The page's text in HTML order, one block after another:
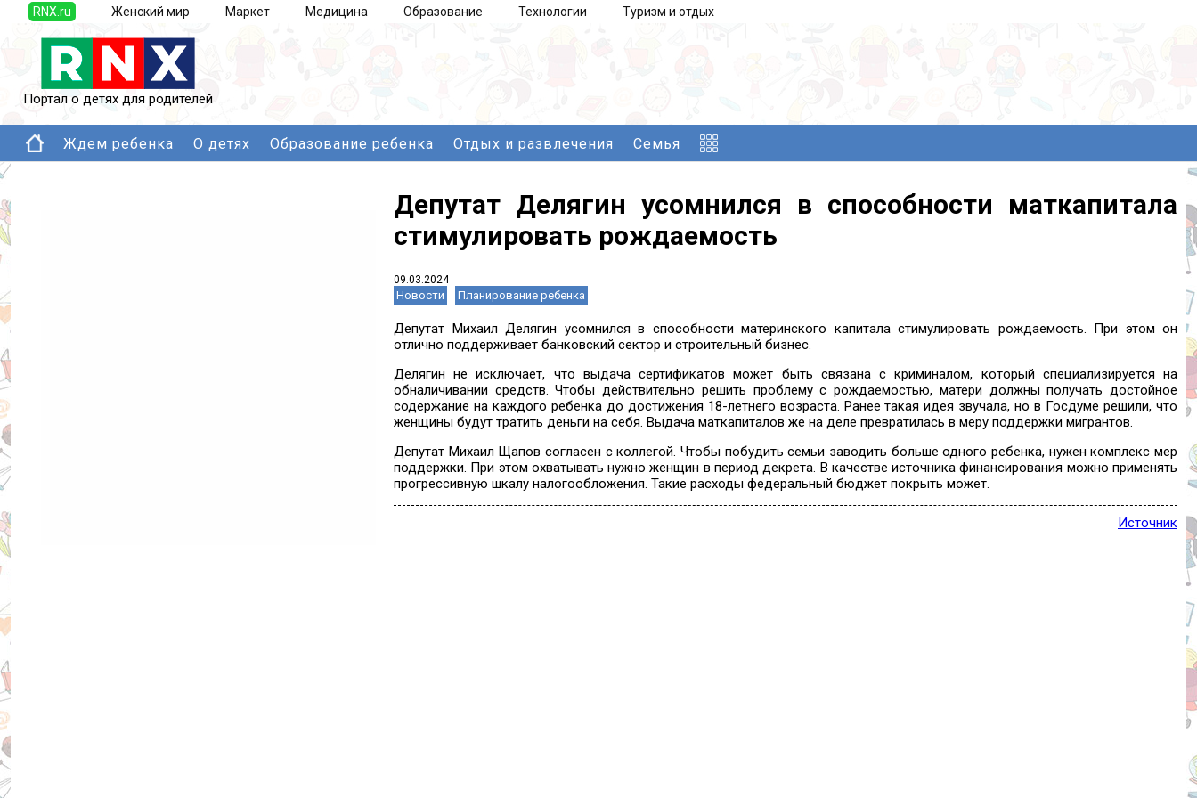
RNX.ru Женский мир Маркет Медицина Образование Технологии Туризм и отдых
Портал о детях для родителей
Ждем ребенка О детях Образование ребенка Отдых и развлечения Семья
Депутат Делягин усомнился в способности маткапитала
стимулировать рождаемость
09.03.2024
Новости Планирование ребенка
Депутат Михаил Делягин усомнился в способности материнского капитала стимулировать рождаемость. При этом он
отлично поддерживает банковский сектор и строительный бизнес.
Делягин не исключает, что выдача сертификатов может быть связана с криминалом, который специализируется на
обналичивании средств. Чтобы действительно решить проблему с рождаемостью, матери должны получать достойное
содержание на каждого ребенка до достижения 18-летнего возраста. Ранее такая идея звучала, но в Госдуме решили, что
женщины будут тратить деньги на себя. Выдача маткапиталов же на деле превратилась в меру поддержки мигрантов.
Депутат Михаил Щапов согласен с коллегой. Чтобы побудить семьи заводить больше одного ребенка, нужен комплекс мер
поддержки. При этом охватывать нужно женщин в период декрета. В качестве источника финансирования можно применять
прогрессивную шкалу налогообложения. Такие расходы федеральный бюджет покрыть может.
Источник